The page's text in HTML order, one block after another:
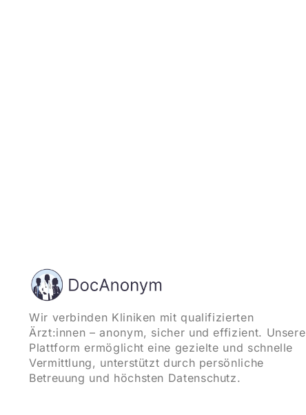
Wir verbinden Kliniken mit qualifizierten
Ärzt:innen – anonym, sicher und effizient. Unsere
Plattform ermöglicht eine gezielte und schnelle
Vermittlung, unterstützt durch persönliche
Betreuung und höchsten Datenschutz.